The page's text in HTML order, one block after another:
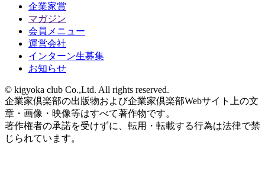
企業家賞
マガジン
会員メニュー
運営会社
インターン生募集
お知らせ
© kigyoka club Co.,Ltd. All rights reserved.
企業家倶楽部の出版物および企業家倶楽部Webサイト上の文
章・画像・映像等はすべて著作物です。
著作権者の承諾を受けずに、転用・転載する行為は法律で禁
じられています。